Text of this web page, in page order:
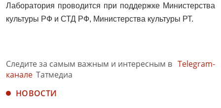
Лаборатория проводится при поддержке Министерства
культуры РФ и СТД РФ, Министерства культуры РТ.
Следите за самым важным и интересным в Telegram-
канале Татмедиа
НОВОСТИ